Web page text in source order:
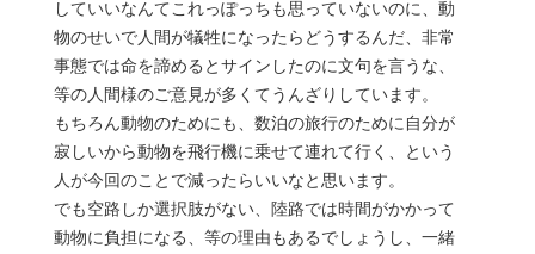
していいなんてこれっぽっちも思っていないのに、動
物のせいで人間が犠牲になったらどうするんだ、非常
事態では命を諦めるとサインしたのに文句を言うな、
等の人間様のご意見が多くてうんざりしています。
もちろん動物のためにも、数泊の旅行のために自分が
寂しいから動物を飛行機に乗せて連れて行く、という
人が今回のことで減ったらいいなと思います。
でも空路しか選択肢がない、陸路では時間がかかって
動物に負担になる、等の理由もあるでしょうし、一緒